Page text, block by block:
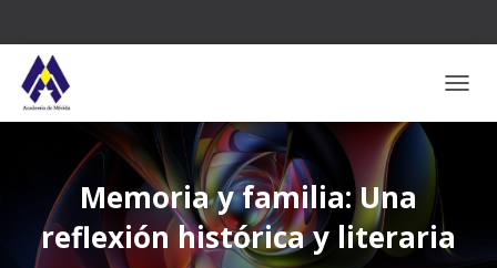
Memoria y familia: Una
reflexión histórica y literaria